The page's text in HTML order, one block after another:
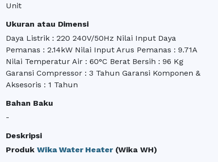
Unit
Ukuran atau Dimensi
Daya Listrik : 220 240V/50Hz Nilai Input Daya
Pemanas : 2.14kW Nilai Input Arus Pemanas : 9.71A
Nilai Temperatur Air : 60°C Berat Bersih : 96 Kg
Garansi Compressor : 3 Tahun Garansi Komponen &
Aksesoris : 1 Tahun
Bahan Baku
-
Deskripsi
Produk Wika Water Heater(Wika WH)